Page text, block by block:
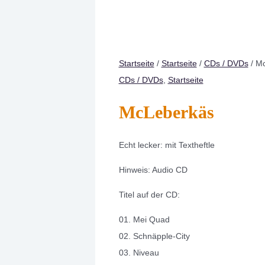
Startseite/ Startseite/ CDs / DVDs/
CDs / DVDs, Startseite
McLeberkäs
Echt lecker: mit Textheftle
Hinweis: Audio CD
Titel auf der CD:
01. Mei Quad
02. Schnäpple-City
03. Niveau